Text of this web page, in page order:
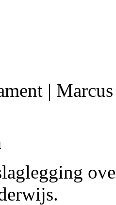
| Marcus